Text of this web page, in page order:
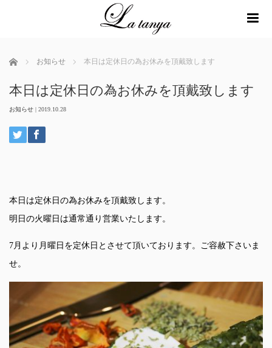
ホーム お知らせ 本日は定休日の為お休みを頂戴致します
本日は定休日の為お休みを頂戴致します
お知らせ | 2019.10.28
本日は定休日の為お休みを頂戴致します。
明日の火曜日は通常通り営業いたします。
7月より月曜日を定休日とさせて頂いております。ご容赦下さいま
せ。